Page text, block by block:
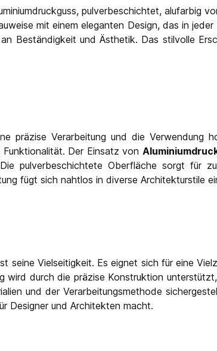
pulverbeschichtet, alufarbig
mit einem eleganten Design, das in
Beständigkeit und Ästhetik. Das stilvolle
präzise Verarbeitung und die
Der Einsatz von
pulverbeschichtete Oberfläche sorgt für
fügt sich nahtlos in diverse Architekturstile
seine Vielseitigkeit. Es eignet sich für eine
durch die präzise Konstruktion
und der Verarbeitungsmethode
Designer und Architekten macht.